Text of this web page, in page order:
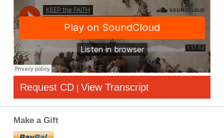
Request CD | View Transcript
Make a Gift